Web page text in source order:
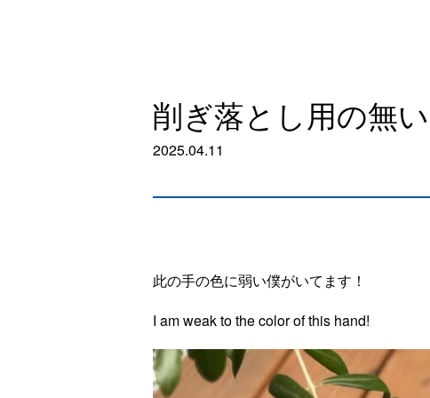
削ぎ落とし用の無
2025.04.11
此の手の色に弱い僕がいてます！
I am weak to the color of this hand!